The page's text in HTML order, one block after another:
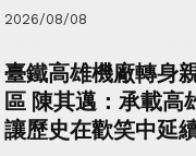
2026/08/08
臺鐵高雄機廠轉身
區 陳其邁：承載高
讓歷史在歡笑中延